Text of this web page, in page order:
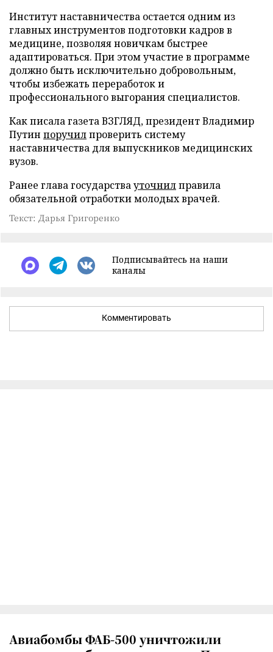
Институт наставничества остается одним из
главных инструментов подготовки кадров в
медицине, позволяя новичкам быстрее
адаптироваться. При этом участие в программе
должно быть исключительно добровольным,
чтобы избежать переработок и
профессионального выгорания специалистов.
Как писала газета ВЗГЛЯД, президент Владимир
Путин поручилпроверить систему
наставничества для выпускников медицинских
вузов.
Ранее глава государствауточнилправила
обязательной отработки молодых врачей.
Текст: Дарья Григоренко
Подписывайтесь на наши
каналы
Комментировать
Авиабомбы ФАБ-500 уничтожили